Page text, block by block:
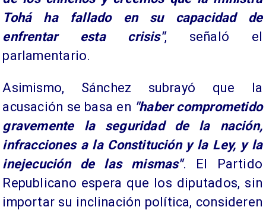
Tohá ha fallado en su capacidad de
enfrentar esta crisis", señaló el
parlamentario.
Asimismo, Sánchez subrayó que la
acusación se basa en "haber comprometido
gravemente la seguridad de la nación,
infracciones a la Constitución y la Ley, y la
inejecución de las mismas". El Partido
Republicano espera que los diputados, sin
importar su inclinación política, consideren